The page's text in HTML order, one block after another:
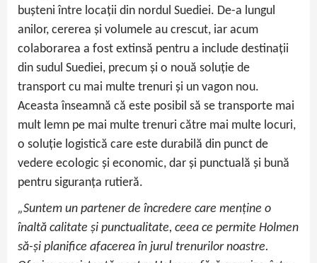
bușteni între locații din nordul Suediei. De-a lungul
anilor, cererea și volumele au crescut, iar acum
colaborarea a fost extinsă pentru a include destinații
din sudul Suediei, precum și o nouă soluție de
transport cu mai multe trenuri și un vagon nou.
Aceasta înseamnă că este posibil să se transporte mai
mult lemn pe mai multe trenuri către mai multe locuri,
o soluție logistică care este durabilă din punct de
vedere ecologic și economic, dar și punctuală și bună
pentru siguranța rutieră.
„Suntem un partener de încredere care menține o
înaltă calitate și punctualitate, ceea ce permite Holmen
să-și planifice afacerea în jurul trenurilor noastre.